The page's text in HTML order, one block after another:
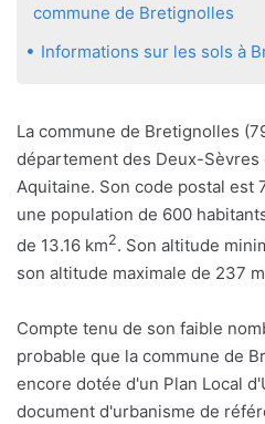
commune de Bretignolles
Informations sur les sols à
La commune de Bretignolles
département des Deux-
Aquitaine. Son code postal est
une population de 600
de 13.16 km2. Son altitude
son altitude maximale de 237
Compte tenu de son faible
probable que la commune de
encore dotée d'un Plan Local
document d'urbanisme de